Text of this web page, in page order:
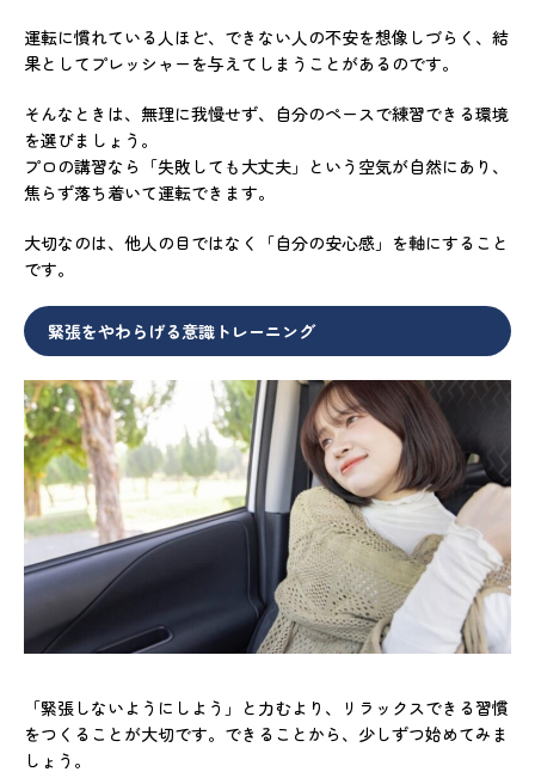
運転に慣れている人ほど、できない人の不安を想像しづらく、結
果としてプレッシャーを与えてしまうことがあるのです。
そんなときは、無理に我慢せず、自分のペースで練習できる環境
を選びましょう。
プロの講習なら「失敗しても大丈夫」という空気が自然にあり、
焦らず落ち着いて運転できます。
大切なのは、他人の目ではなく「自分の安心感」を軸にすること
です。
緊張をやわらげる意識トレーニング
「緊張しないようにしよう」と力むより、リラックスできる習慣
をつくることが大切です。できることから、少しずつ始めてみま
しょう。